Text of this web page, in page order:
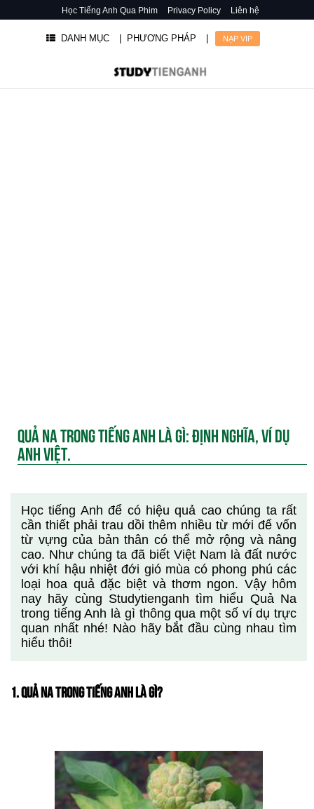
Học Tiếng Anh Qua Phim Privacy Policy Liên hệ
DANH MỤC | PHƯƠNG PHÁP NẠP VIP
QUẢ NA TRONG TIẾNG ANH LÀ GÌ: ĐỊNH NGHĨA, VÍ DỤ
ANH VIỆT.
Học tiếng Anh để có hiệu quả cao chúng ta rất
cần thiết phải trau dồi thêm nhiều từ mới để vốn
từ vựng của bản thân có thể mở rộng và nâng
cao. Như chúng ta đã biết Việt Nam là đất nước
với khí hậu nhiệt đới gió mùa có phong phú các
loại hoa quả đặc biệt và thơm ngon. Vậy hôm
nay hãy cùng Studytienganh tìm hiểu Quả Na
trong tiếng Anh là gì thông qua một số ví dụ trực
quan nhất nhé! Nào hãy bắt đầu cùng nhau tìm
hiểu thôi!
1. QUẢ NA TRONG TIẾNG ANH LÀ GÌ?